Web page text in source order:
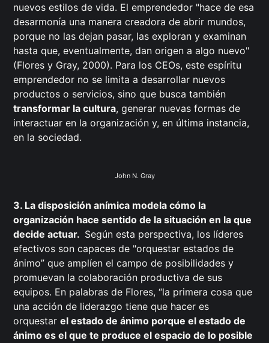
nuevos estilos de vida. El emprendedor "hace de esa
desarmonía una manera creadora de abrir mundos,
porque no las dejan pasar, las exploran y examinan
hasta que, eventualmente, dan origen a algo nuevo"
(Flores y Gray, 2000). Para los CEOs, este espíritu
emprendedor no se limita a desarrollar nuevos
productos o servicios, sino que busca también
transformar la cultura, generar nuevas formas de
interactuar en la organización y, en última instancia,
en la sociedad.
John N. Gray
3. La disposición anímica modela cómo la
organización hace sentido de la situación en la que
decide actuar. Según esta perspectiva, los líderes
efectivos son capaces de "orquestar estados de
ánimo” que amplíen el campo de posibilidades y
promuevan la colaboración productiva de sus
equipos. En palabras de Flores, “la primera cosa que
una acción de liderazgo tiene que hacer es
orquestarel estado de ánimo porque el estado de
ánimo es el que te produce el espacio de lo posible